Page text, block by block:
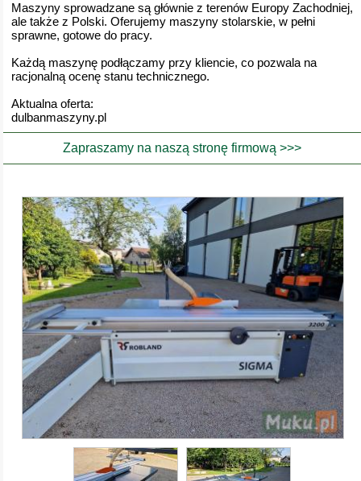
Maszyny sprowadzane są głównie z terenów Europy Zachodniej,
ale także z Polski. Oferujemy maszyny stolarskie, w pełni
sprawne, gotowe do pracy.
Każdą maszynę podłączamy przy kliencie, co pozwala na
racjonalną ocenę stanu technicznego.
Aktualna oferta:
dulbanmaszyny.pl
Zapraszamy na naszą stronę firmową >>>